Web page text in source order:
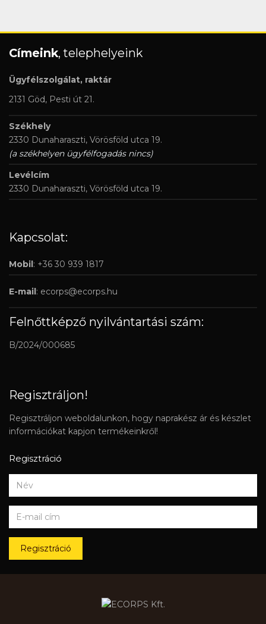
Címeink, telephelyeink
Ügyfélszolgálat, raktár
2131 Göd, Pesti út 21.
Székhely
2330 Dunaharaszti, Vörösföld utca 19.
(a székhelyen ügyfélfogadás nincs)
Levélcím
2330 Dunaharaszti, Vörösföld utca 19.
Kapcsolat:
Mobil : +36 30 939 1817
E-mail : ecorps@ecorps.hu
Felnőttképző nyilvántartási szám:
B/2024/000685
Regisztráljon!
Regisztráljon weboldalunkon, hogy naprakész ár és készlet
információkat kapjon termékeinkről!
Regisztráció
Regisztráció